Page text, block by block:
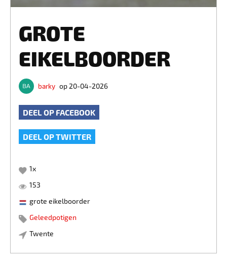
GROTE
EIKELBOORDER
barky op 20-04-2026
DEEL OP FACEBOOK
DEEL OP TWITTER
1x
153
grote eikelboorder
Geleedpotigen
Twente